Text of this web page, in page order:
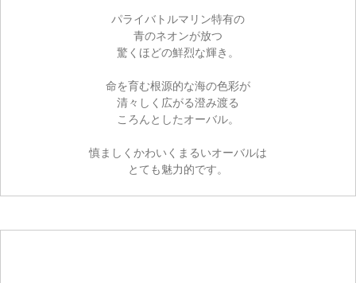
パライバトルマリン特有の
青のネオンが放つ
驚くほどの鮮烈な輝き。
命を育む根源的な海の色彩が
清々しく広がる澄み渡る
ころんとしたオーバル。
慎ましくかわいくまるいオーバルは
とても魅力的です。